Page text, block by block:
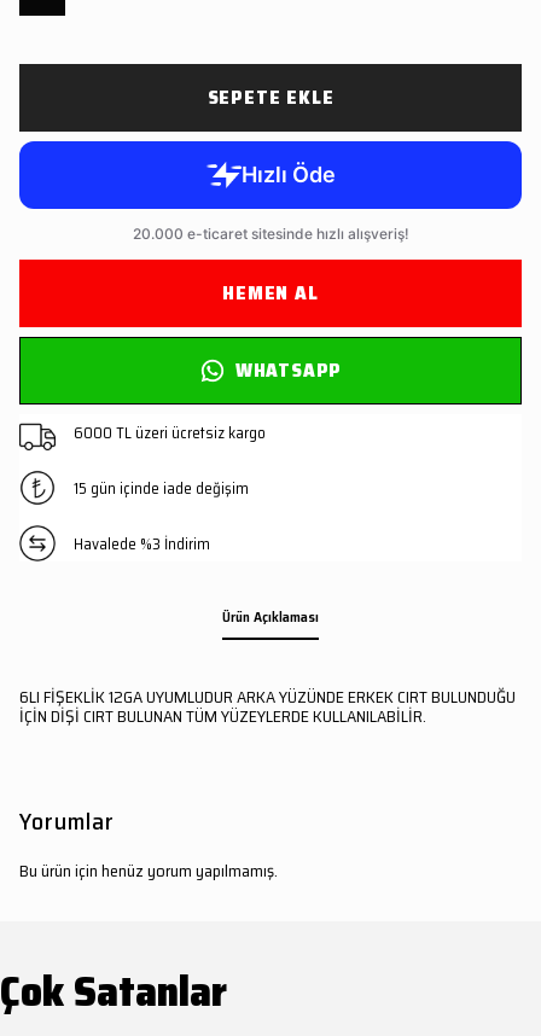
SEPETE EKLE
HEMEN AL
WHATSAPP
6000 TL üzeri ücretsiz kargo
15 gün içinde iade değişim
Havalede %3 İndirim
Ürün Açıklaması
6LI FİŞEKLİK 12GA UYUMLUDUR ARKA YÜZÜNDE ERKEK CIRT BULUNDUĞU
İÇİN DİŞİ CIRT BULUNAN TÜM YÜZEYLERDE KULLANILABİLİR.
Yorumlar
Bu ürün için henüz yorum yapılmamış.
Çok Satanlar